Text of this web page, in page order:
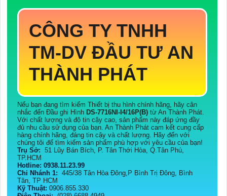
CÔNG TY TNHH
TM-DV ĐẦU TƯ AN
THÀNH PHÁT
Nếu bạn đang tìm kiếm Thiết bị thu hình chính hãng, hãy cân
nhắc đến Đầu ghi Hình DS-7716NI-I4/16P(B) từ An Thành Phát.
Với chất lượng và độ tin cậy cao, sản phẩm này đáp ứng đầy
đủ nhu cầu sử dụng của bạn. An Thành Phát cam kết cung cấp
hàng chính hãng, đáng tin cậy và chất lượng. Hãy đến với
chúng tôi để tìm kiếm sản phẩm phù hợp với yêu cầu của bạn!
Trụ Sở: 51 Lũy Bán Bích, P. Tân Thới Hòa, Q.Tân Phú,
TP.HCM
Hotline: 0938.11.23.99
Chi Nhánh 1: 445/38 Tân Hòa Đông,P Bình Trị Đông, Bình
Tân, TP HCM
Kỹ Thuật: 0906.855.330